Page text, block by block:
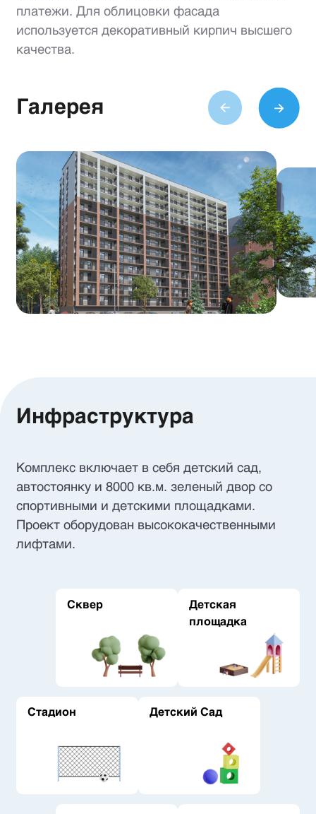
платежи. Для облицовки фасада
используется декоративный кирпич высшего
качества.
Галерея
Инфраструктура
Комплекс включает в себя детский сад,
автостоянку и 8000 кв.м. зеленый двор со
спортивными и детскими площадками.
Проект оборудован высококачественными
лифтами.
Сквер
Детская
площадка
Стадион Детский Сад